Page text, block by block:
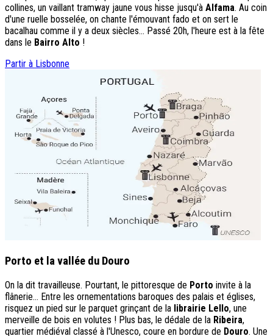
collines, un vaillant tramway jaune vous hisse jusqu'à Alfama. Au coin
d'une ruelle bosselée, on chante l'émouvant fado et on sert le
bacalhau comme il y a deux siècles... Passé 20h, l'heure est à la fête
dans le Bairro Alto !
Partir à Lisbonne
Porto et la vallée du Douro
On la dit travailleuse. Pourtant, le pittoresque de Porto invite à la
flânerie... Entre les ornementations baroques des palais et églises,
risquez un pied sur le parquet grinçant de la librairie Lello, une
merveille de bois en volutes ! Plus bas, le dédale de la Ribeira,
quartier médiéval classé à l'Unesco, coure en bordure de Douro. Une